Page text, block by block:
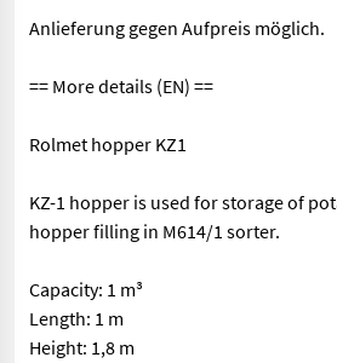
Anlieferung gegen Aufpreis möglich.
== More details (EN) ==
Rolmet hopper KZ1
KZ-1 hopper is used for storage of
hopper filling in M614/1 sorter.
Capacity: 1 m³
Length: 1 m
Height: 1,8 m